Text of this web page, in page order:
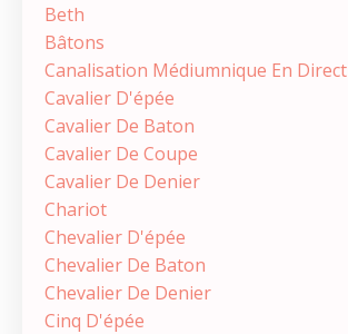
Beth
Bâtons
Canalisation Médiumnique En Direct
Cavalier D'épée
Cavalier De Baton
Cavalier De Coupe
Cavalier De Denier
Chariot
Chevalier D'épée
Chevalier De Baton
Chevalier De Denier
Cinq D'épée